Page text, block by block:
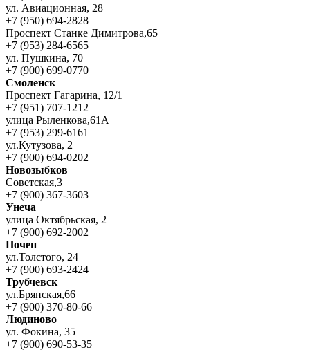
ул. Авиационная, 28
+7 (950) 694-2828
Проспект Станке Димитрова,65
+7 (953) 284-6565
ул. Пушкина, 70
+7 (900) 699-0770
Смоленск
Проспект Гагарина, 12/1
+7 (951) 707-1212
улица Рыленкова,61А
+7 (953) 299-6161
ул.Кутузова, 2
+7 (900) 694-0202
Новозыбков
Советская,3
+7 (900) 367-3603
Унеча
улица Октябрьская, 2
+7 (900) 692-2002
Почеп
ул.Толстого, 24
+7 (900) 693-2424
Трубчевск
ул.Брянская,66
+7 (900) 370-80-66
Людиново
ул. Фокина, 35
+7 (900) 690-53-35